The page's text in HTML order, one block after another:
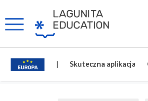
| Skuteczna aplikacja